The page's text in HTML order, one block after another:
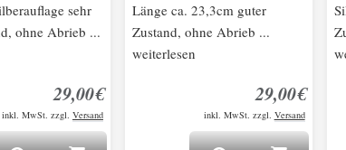
sehr
ohne Abrieb ...
29,00€
inkl. MwSt. zzgl. Versand
Länge ca. 23,3cm guter
Zustand, ohne Abrieb ...
weiterlesen
29,00€
inkl. MwSt. zzgl. Versand